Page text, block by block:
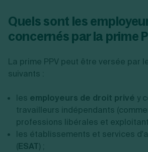
Quels sont les
concernés par la prime
La prime PPV peut être versée par
suivants :
les employeurs de droit privé y
travailleurs indépendants
professions libérales et
les établissements et services
(ESAT) ;